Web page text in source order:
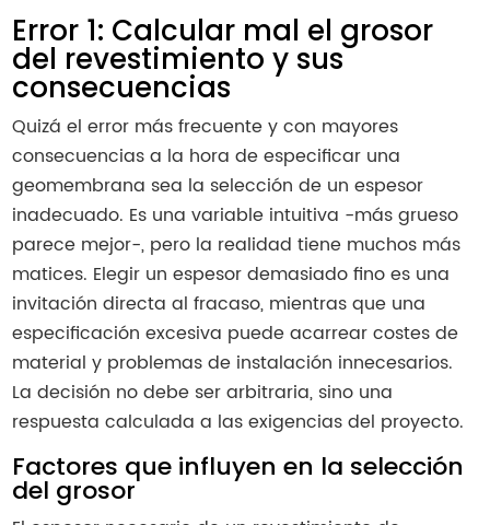
Error 1: Calcular mal el grosor
del revestimiento y sus
consecuencias
Quizá el error más frecuente y con mayores
consecuencias a la hora de especificar una
geomembrana sea la selección de un espesor
inadecuado. Es una variable intuitiva -más grueso
parece mejor-, pero la realidad tiene muchos más
matices. Elegir un espesor demasiado fino es una
invitación directa al fracaso, mientras que una
especificación excesiva puede acarrear costes de
material y problemas de instalación innecesarios.
La decisión no debe ser arbitraria, sino una
respuesta calculada a las exigencias del proyecto.
Factores que influyen en la selección
del grosor